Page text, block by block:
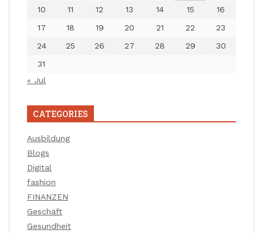
10
11 12 13 14 15
16
17
18 19 20 21 22
23
24
25 26 27 28 29
30
31
« Jul
CATEGORIES
Ausbildung
Blogs
Digital
fashion
FINANZEN
Geschäft
Gesundheit